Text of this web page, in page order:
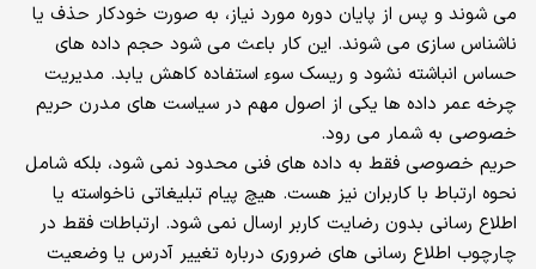
می شوند و پس از پایان دوره مورد نیاز، به صورت خودکار حذف یا
ناشناس سازی می شوند. این کار باعث می شود حجم داده های
حساس انباشته نشود و ریسک سوء استفاده کاهش یابد. مدیریت
چرخه عمر داده ها یکی از اصول مهم در سیاست های مدرن حریم
خصوصی به شمار می رود.
حریم خصوصی فقط به داده های فنی محدود نمی شود، بلکه شامل
نحوه ارتباط با کاربران نیز هست. هیچ پیام تبلیغاتی ناخواسته یا
اطلاع رسانی بدون رضایت کاربر ارسال نمی شود. ارتباطات فقط در
چارچوب اطلاع رسانی های ضروری درباره تغییر آدرس یا وضعیت